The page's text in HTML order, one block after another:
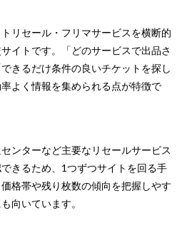
リセール・フリマサービスを横断的
イトです。「どのサービスで出品さ
きるだけ条件の良いチケットを探し
よく情報を集められる点が特徴で
ンターなど主要なリセールサービス
きるため、1つずつサイトを回る手
格帯や残り枚数の傾向を把握しやす
向いています。